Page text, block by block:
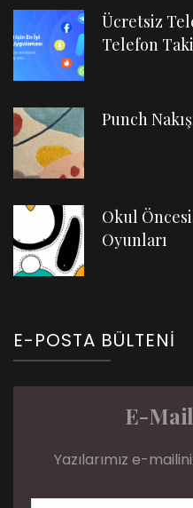
Ücretsiz
Telefon
Punch
Okul
Oyunları
E-POSTA BÜLTENI
E-
Yazılarımız e-